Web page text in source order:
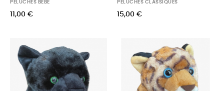
PELUCHES BÉBÉ
11,00 €
PELUCHES CLASSIQUES
15,00 €